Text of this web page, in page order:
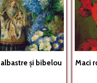
şi bibelou Maci